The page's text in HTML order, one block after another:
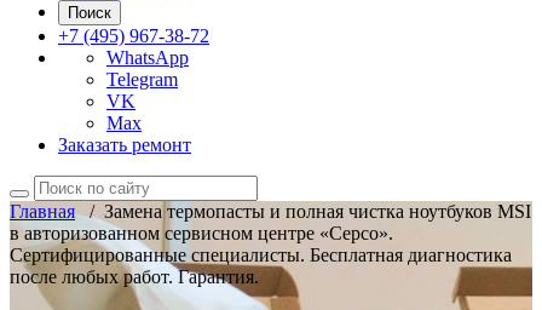
Поиск
+7 (495) 967-38-72
WhatsApp
Telegram
VK
Max
Заказать ремонт
Главная/ Замена термопасты и полная чистка ноутбуков MSI
в авторизованном сервисном центре «Серсо».
Сертифицированные специалисты. Бесплатная диагностика
после любых работ. Гарантия.